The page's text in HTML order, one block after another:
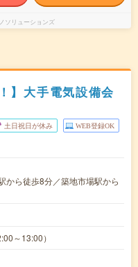
ソリューションズ
】大手電気設備会
土日祝日が休み WEB登録OK
から徒歩8分／築地市場駅から
～13:00）